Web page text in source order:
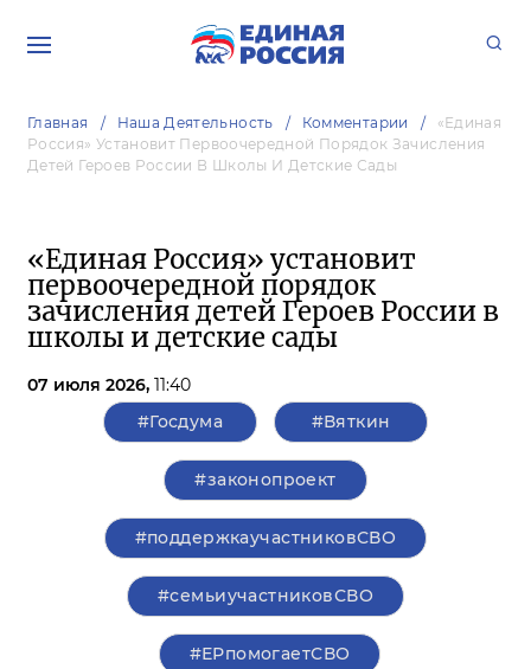
Главная Наша Деятельность Комментарии
«Единая
Россия» Установит Первоочередной Порядок Зачисления
Детей Героев России В Школы И Детские Сады
«Единая Россия» установит
первоочередной порядок
зачисления детей Героев России в
школы и детские сады
07 июля 2026, 11:40
#Госдума
#Вяткин
#законопроект
#поддержкаучастниковСВО
#семьиучастниковСВО
#ЕРпомогаетСВО